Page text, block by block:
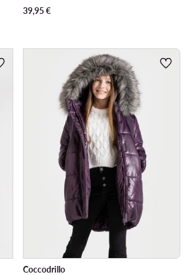
39,95€
Coccodrillo